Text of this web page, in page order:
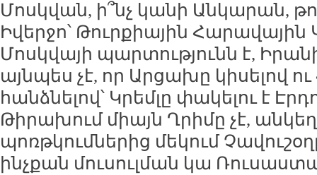
Մոսկվան, ի՞նչ կանի Անկարան,
Իվերջո՝ Թուրքիային Հարավային
Մոսկվայի պարտությունն է,
այնպես չէ, որ Արցախը կիսելով
հանձնելով՝ Կրեմլը փակելու է
Թիրախում միայն Ղրիմը չէ,
պոռթկումներից մեկում
ինչքան մուսուլման կա